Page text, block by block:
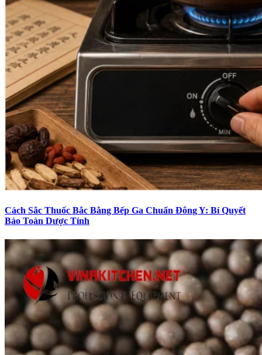
Cách Sắc Thuốc Bắc Bằng Bếp Ga Chuẩn Đông Y: Bí Quyết
Bảo Toàn Dược Tính